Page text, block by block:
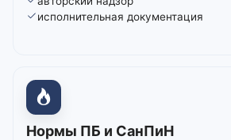
исполнительная документация
Нормы ПБ и СанПиН